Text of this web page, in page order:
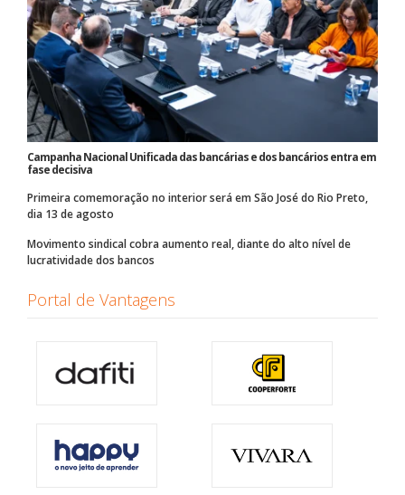
Campanha Nacional Unificada das bancárias e dos bancários entra em
fase decisiva
Primeira comemoração no interior será em São José do Rio Preto,
dia 13 de agosto
Movimento sindical cobra aumento real, diante do alto nível de
lucratividade dos bancos
Portal de Vantagens